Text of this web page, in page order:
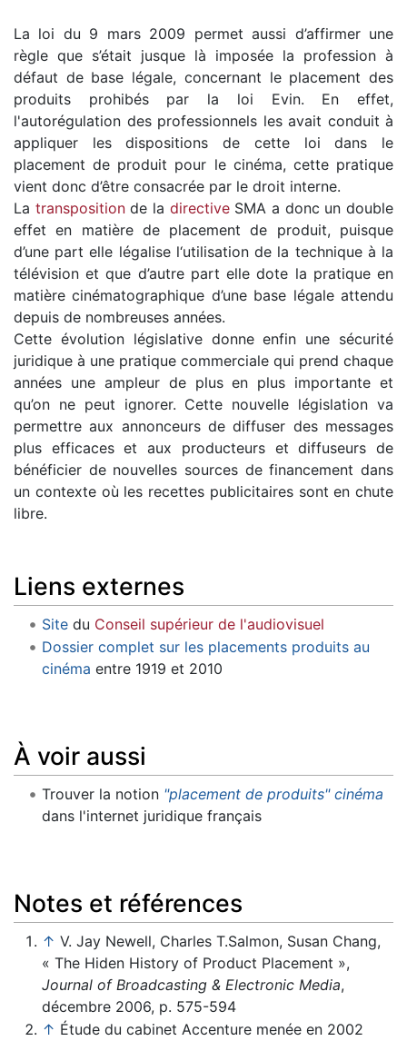
La loi du 9 mars 2009 permet aussi d’affirmer une
règle que s’était jusque là imposée la profession à
défaut de base légale, concernant le placement des
produits prohibés par la loi Evin. En effet,
l'autorégulation des professionnels les avait conduit à
appliquer les dispositions de cette loi dans le
placement de produit pour le cinéma, cette pratique
vient donc d’être consacrée par le droit interne.
La transpositionde la directiveSMA a donc un double
effet en matière de placement de produit, puisque
d’une part elle légalise l‘utilisation de la technique à la
télévision et que d’autre part elle dote la pratique en
matière cinématographique d’une base légale attendu
depuis de nombreuses années.
Cette évolution législative donne enfin une sécurité
juridique à une pratique commerciale qui prend chaque
années une ampleur de plus en plus importante et
qu’on ne peut ignorer. Cette nouvelle législation va
permettre aux annonceurs de diffuser des messages
plus efficaces et aux producteurs et diffuseurs de
bénéficier de nouvelles sources de financement dans
un contexte où les recettes publicitaires sont en chute
libre.
Liens externes
Sitedu Conseil supérieur de l'audiovisuel
Dossier complet sur les placements produits au
cinéma entre 1919 et 2010
À voir aussi
Trouver la notion "placement de produits" cinéma
dans l'internet juridique français
Notes et références
↑ V. Jay Newell, Charles T.Salmon, Susan Chang,
« The Hiden History of Product Placement »,
Journal of Broadcasting & Electronic Media,
décembre 2006, p. 575-594
↑ Étude du cabinet Accenture menée en 2002